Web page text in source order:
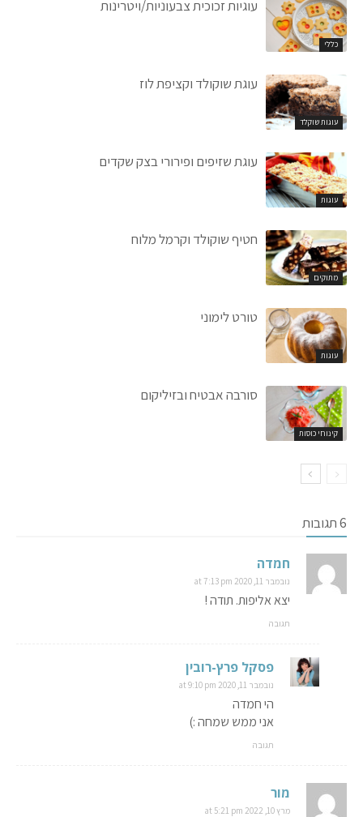
כללי
עוגיות זכוכית צבעוניות/ויטרינות
עוגות שוקלד
עוגת שוקולד וקציפת לוז
עוגות
עוגת שזיפים ופירורי בצק שקדים
מתוקים
חטיף שוקולד וקרמל מלוח
עוגות
טורט לימוני
קינוחי כוסות
סורבה אבטיח ובזיליקום
6 תגובות
חמדה
נובמבר 11, 2020 at 7:13 pm
יצא אליפות. תודה !
תגובה
פסקל פרץ-רובין
נובמבר 11, 2020 at 9:10 pm
הי חמדה
אני ממש שמחה :)
תגובה
מור
מרץ 10, 2022 at 5:21 pm